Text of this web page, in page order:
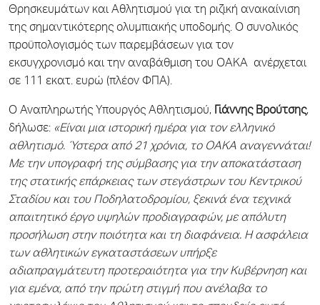
Θρησκευμάτων και Αθλητισμού για τη ριζική ανακαίνιση
της σημαντικότερης ολυμπιακής υποδομής. Ο συνολικός
προϋπολογισμός των παρεμβάσεων για τον
εκσυγχρονισμό και την αναβάθμιση του ΟΑΚΑ ανέρχεται
σε 111 εκατ. ευρώ (πλέον ΦΠΑ).
O Αναπληρωτής Υπουργός Αθλητισμού, Γιάννης Βρούτσης,
δήλωσε: «Είναι μια ιστορική ημέρα για τον ελληνικό
αθλητισμό. Ύστερα από 21 χρόνια, το ΟΑΚΑ αναγεννάται!
Με την υπογραφή της σύμβασης για την αποκατάσταση
της στατικής επάρκειας των στεγάστρων του Κεντρικού
Σταδίου και του Ποδηλατοδρομίου, ξεκινά ένα τεχνικά
απαιτητικό έργο υψηλών προδιαγραφών, με απόλυτη
προσήλωση στην ποιότητα και τη διαφάνεια. Η ασφάλεια
των αθλητικών εγκαταστάσεων υπήρξε
αδιαπραγμάτευτη προτεραιότητα για την Κυβέρνηση και
για εμένα, από την πρώτη στιγμή που ανέλαβα το